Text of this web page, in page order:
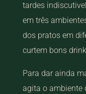
tardes
em três
dos pratos em
curtem bons
Para dar ainda
agita o ambiente